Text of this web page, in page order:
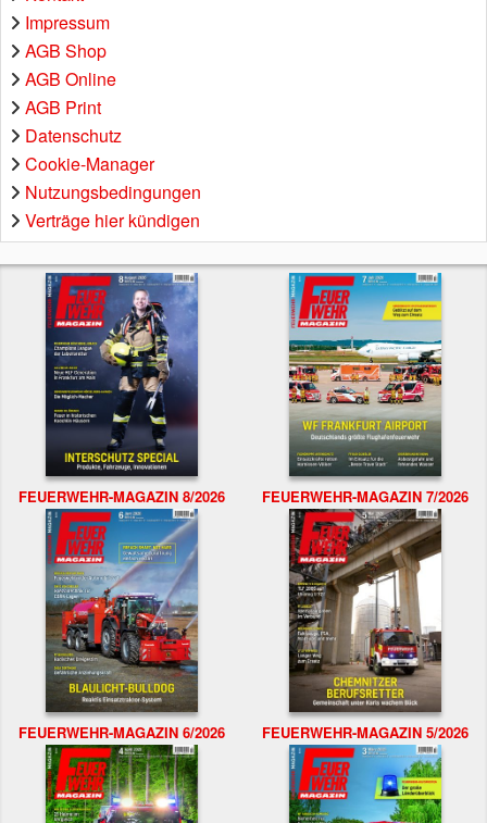
Impressum
AGB Shop
AGB Online
AGB Print
Datenschutz
Cookie-Manager
Nutzungsbedingungen
Verträge hier kündigen
FEUERWEHR-MAGAZIN 8/2026 FEUERWEHR-MAGAZIN 7/2026
FEUERWEHR-MAGAZIN 6/2026 FEUERWEHR-MAGAZIN 5/2026